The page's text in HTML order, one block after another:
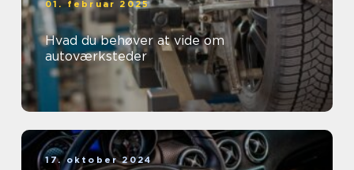
01. februar 2025
Hvad du behøver at vide om
autoværksteder
17. oktober 2024